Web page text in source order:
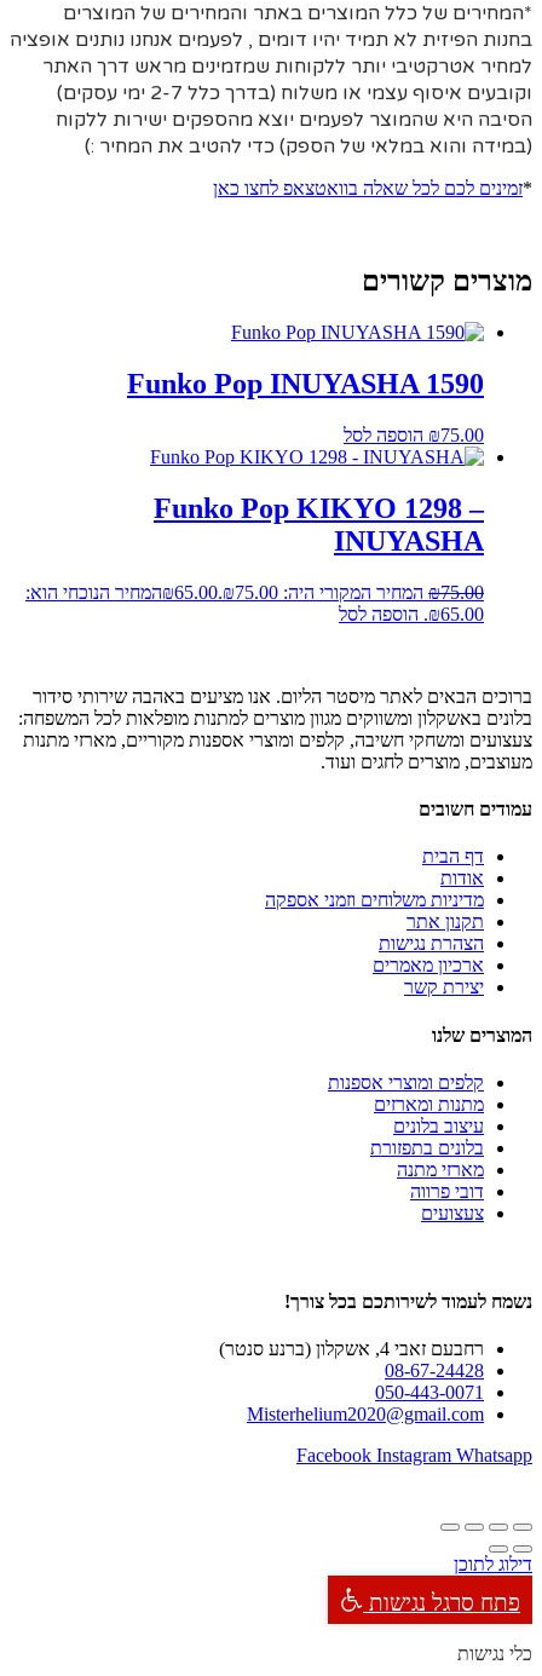
*המחירים של כלל המוצרים באתר והמחירים של המוצרים
בחנות הפיזית לא תמיד יהיו דומים , לפעמים אנחנו נותנים אופציה
למחיר אטרקטיבי יותר ללקוחות שמזמינים מראש דרך האתר
וקובעים איסוף עצמי או משלוח (בדרך כלל 2-7 ימי עסקים)
הסיבה היא שהמוצר לפעמים יוצא מהספקים ישירות ללקוח
(במידה והוא במלאי של הספק) כדי להטיב את המחיר :)
*זמינים לכם לכל שאלה בוואטצאפ לחצו כאן
מוצרים קשורים
Funko Pop INUYASHA 1590
₪75.00 הוספה לסל
Funko Pop KIKYO 1298 –
INUYASHA
₪75.00 המחיר המקורי היה: ₪75.00. ₪65.00
המחיר הנוכחי הוא:
₪65.00. הוספה לסל
ברוכים הבאים לאתר מיסטר הליום. אנו מציעים באהבה שירותי סידור
בלונים באשקלון ומשווקים מגוון מוצרים למתנות מופלאות לכל המשפחה:
צעצועים ומשחקי חשיבה, קלפים ומוצרי אספנות מקוריים, מארזי מתנות
מעוצבים, מוצרים לחגים ועוד.
עמודים חשובים
דף הבית
אודות
מדיניות משלוחים וזמני אספקה
תקנון אתר
הצהרת נגישות
ארכיון מאמרים
יצירת קשר
המוצרים שלנו
קלפים ומוצרי אספנות
מתנות ומארזים
עיצוב בלונים
בלונים בתפזורת
מארזי מתנה
דובי פרווה
צעצועים
נשמח לעמוד לשירותכם בכל צורך!
רחבעם זאבי 4, אשקלון (ברנע סנטר)
08-67-24428
050-443-0071
Misterhelium2020@gmail.com
Facebook Instagram Whatsapp
דילוג לתוכן
פתח סרגל נגישות
כלי נגישות